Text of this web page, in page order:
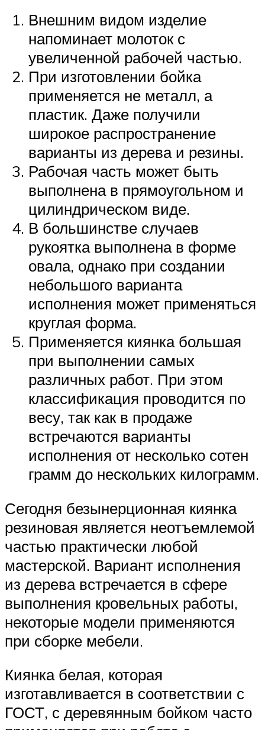
Внешним видом изделие
напоминает молоток с
увеличенной рабочей частью.
При изготовлении бойка
применяется не металл, а
пластик. Даже получили
широкое распространение
варианты из дерева и резины.
Рабочая часть может быть
выполнена в прямоугольном и
цилиндрическом виде.
В большинстве случаев
рукоятка выполнена в форме
овала, однако при создании
небольшого варианта
исполнения может применяться
круглая форма.
Применяется киянка большая
при выполнении самых
различных работ. При этом
классификация проводится по
весу, так как в продаже
встречаются варианты
исполнения от несколько сотен
грамм до нескольких килограмм.
Сегодня безынерционная киянка
резиновая является неотъемлемой
частью практически любой
мастерской. Вариант исполнения
из дерева встречается в сфере
выполнения кровельных работы,
некоторые модели применяются
при сборке мебели.
Киянка белая, которая
изготавливается в соответствии с
ГОСТ, с деревянным бойком часто